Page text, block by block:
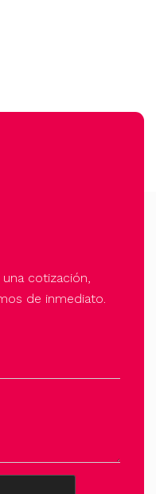
cotización,
de inmediato.